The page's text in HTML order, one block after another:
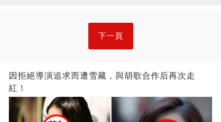
下一頁
因拒絕導演追求而遭雪藏，與胡歌合作后再次走
紅！